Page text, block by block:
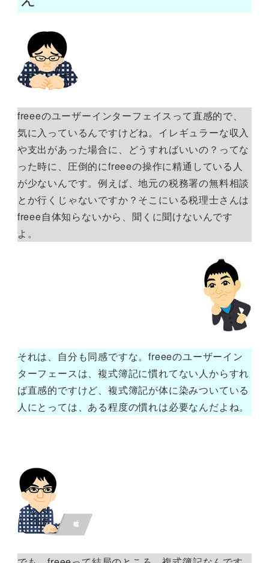
freeeのユーザーインターフェイスって直感的で、
気に入っているんですけどね。イレギュラーな収入
や支出があった場合に、どうすればいいの？ってな
った時に、圧倒的にfreeeの操作に精通している人
が少ないんです。例えば、地元の税務署の無料相談
とか行くじゃないですか？そこにいる税理士さんは
freee自体知らないから、聞くに聞けないんです
よ。
それは、自分も同感ですな。freeeのユーザーイン
ターフェースは、複式簿記に慣れてない人からすれ
ば直感的ですけど、複式簿記が体に染みついている
人にとっては、ある程度の慣れは必要なんだよね。